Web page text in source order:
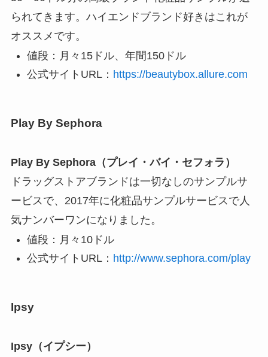
られてきます。ハイエンドブランド好きはこれが
オススメです。
値段：月々15ドル、年間150ドル
公式サイトURL： https://beautybox.allure.com
Play By Sephora
Play By Sephora（プレイ・バイ・セフォラ）
ドラッグストアブランドは一切なしのサンプルサ
ービスで、2017年に化粧品サンプルサービスで人
気ナンバーワンになりました。
値段：月々10ドル
公式サイトURL： http://www.sephora.com/play
Ipsy
Ipsy（イプシー）